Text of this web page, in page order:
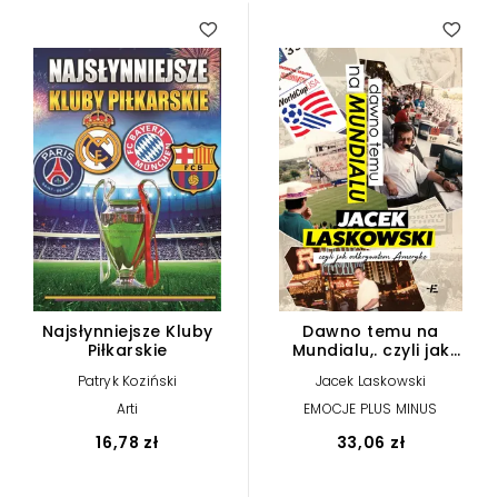
Najsłynniejsze Kluby
Piłkarskie
Patryk Koziński
Arti
16,78 zł
Dawno temu na
Mundialu,. czyli jak
Jacek Laskowski
EMOCJE PLUS MINUS
33,06 zł